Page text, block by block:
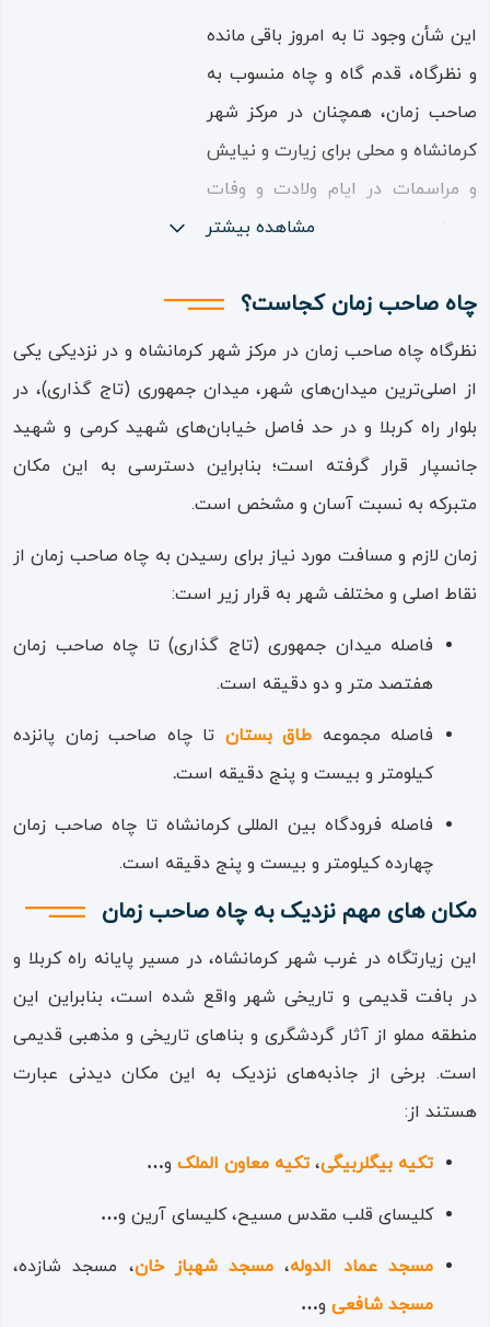
این شأن وجود تا به امروز باقی مانده
و نظرگاه، قدم‌ گاه و چاه منسوب به
صاحب زمان، همچنان در مرکز شهر
کرمانشاه و محلی برای زیارت و نیایش
و مراسمات در ایام ولادت و وفات
طبق روایت‌ها و نقل‌های مختلف، به
اوایل دوره قاجاریه برمی‌گردد؛ به
روزگارانی که زائران ایرانی که قصد
زیارت مکه یا امامان در کربلا را
داشته‌اند، در قالب کاروان‌هایی عزم
رفتن به عراق، عربستان و شام را
کرده‌اند؛ روزگار مسافرت‌های بسیار
طولانی که گاه چندین ماه یا چند سال
بنابراین موقعیت سرزمینی کرمانشاه
مسیر رفتن و هم در مسیر برگشتن،
اتراقگاه کاروانیان و منزلگاه بین‌ راهی
بوده است. طبق پرتکرارترین و
معتبرترین روایت‌ها، در یکی از این
سفرهای زیارتی، وقتی کاروانی از
زائران مرکز ایران، به محل کنونی
روزگار در بیرون از شهر کرمانشاه
بسیار و ناامید از یافتن آب،
کاروانیان بارها برمی‌بندند و عزم
مشاهده بیشتر
چاه صاحب زمان کجاست؟
نظرگاه چاه صاحب‌ زمان در مرکز شهر کرمانشاه و در نزدیکی یکی
از اصلی‌ترین میدان‌های شهر، میدان جمهوری (تاج‌ گذاری)، در
بلوار راه کربلا و در حد فاصل خیابان‌های شهید کرمی و شهید
جانسپار قرار گرفته است؛ بنابراین دسترسی به این مکان
متبرکه به‌ نسبت آسان و مشخص است.
زمان لازم و مسافت مورد نیاز برای رسیدن به چاه صاحب‌ زمان از
نقاط اصلی و مختلف شهر به قرار زیر است:
فاصله میدان جمهوری (تاج‌ گذاری) تا چاه صاحب‌ زمان
هفتصد متر و دو دقیقه است.
فاصله مجموعه طاق بستان تا چاه صاحب‌ زمان پانزده
کیلومتر و بیست ‌و پنج دقیقه است.
فاصله فرودگاه بین‌ المللی کرمانشاه تا چاه صاحب‌ زمان
چهارده کیلومتر و بیست ‌و پنج دقیقه است.
مکان های مهم نزدیک به چاه صاحب زمان
این زیارتگاه در غرب شهر کرمانشاه، در مسیر پایانه راه‌ کربلا و
در بافت قدیمی و تاریخی شهر واقع شده است، بنابراین این
منطقه مملو از آثار گردشگری و بناهای تاریخی و مذهبی قدیمی
است. برخی از جاذبه‌های نزدیک به این مکان دیدنی عبارت
هستند از:
تکیه بیگلربیگی،تکیه معاون‌ الملک و…
کلیسای قلب مقدس مسیح، کلیسای آرین و…
مسجد عماد الدوله، مسجد شهباز خان، مسجد شازده،
مسجد شافعی و…